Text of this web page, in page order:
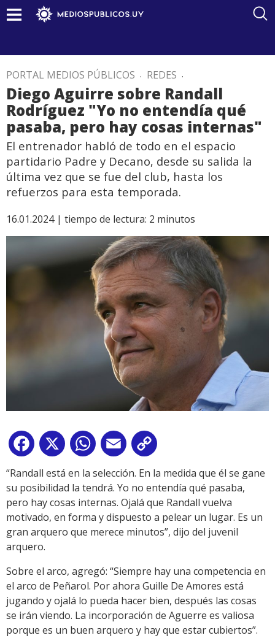
PORTAL MEDIOS PÚBLICOS . REDES .
Diego Aguirre sobre Randall
Rodríguez "Yo no entendía qué
pasaba, pero hay cosas internas"
El entrenador habló de todo en el espacio
partidario Padre y Decano, desde su salida la
última vez que se fue del club, hasta los
refuerzos para esta temporada.
16.01.2024 | tiempo de lectura: 2 minutos
Facebook
X WhatsApp
Email
Link
“Randall está en la selección. En la medida que él se gane
su posibilidad la tendrá. Yo no entendía qué pasaba,
pero hay cosas internas. Ojalá que Randall vuelva
motivado, en forma y dispuesto a pelear un lugar. Es un
gran arquero que merece minutos”, dijo del juvenil
arquero.
Sobre el arco, agregó: “Siempre hay una competencia en
el arco de Peñarol. Por ahora Guille De Amores está
jugando y ojalá lo pueda hacer bien, después las cosas
se irán viendo. La incorporación de Aguerre es valiosa
porque es un buen arquero y hay que estar cubiertos”.